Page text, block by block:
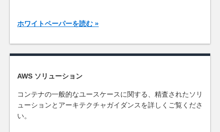
ホワイトペーパーを読む »
AWS ソリューション
コンテナの一般的なユースケースに関する、精査されたソリ
ューションとアーキテクチャガイダンスを詳しくご覧くださ
い。